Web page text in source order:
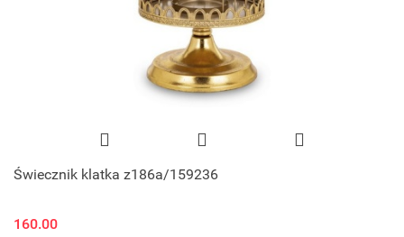
Świecznik klatka z186a/159236
160.00